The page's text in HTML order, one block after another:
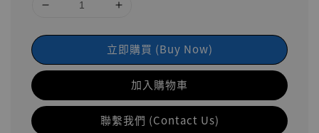
立即購買 (Buy Now)
加入購物車
聯繫我們 (Contact Us)